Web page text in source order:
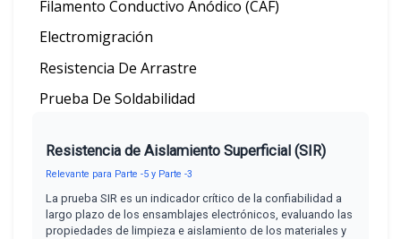
Filamento Conductivo Anódico (CAF)
Electromigración
Resistencia De Arrastre
Prueba De Soldabilidad
Resistencia de Aislamiento Superficial (SIR)
Relevante para Parte -5 y Parte -3
La prueba SIR es un indicador crítico de la confiabilidad a
largo plazo de los ensamblajes electrónicos, evaluando las
propiedades de limpieza e aislamiento de los materiales y